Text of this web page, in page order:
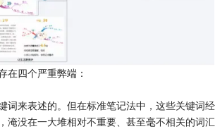
在四个严重弊端：
词来表述的。但在标准笔记法中，这些关键词经
淹没在一大堆相对不重要、甚至毫不相关的词汇